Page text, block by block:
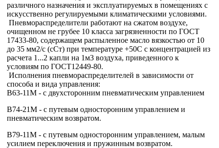
различного назначения и эксплуатируемых в помещениях с
искусственно регулируемыми климатическими условиями.
Пневмораспределители работают на сжатом воздухе,
очищенном не грубее 10 класса загрязненности по ГОСТ
17433-80, содержащем распыленное масло вязкостью от 10
до 35 мм2/с (сСт) при температуре +50С с концентрацией из
расчета 1...2 капли на 1м3 воздуха, приведенного к
условиям по ГОСТ12449-80.
Исполнения пневмораспределителей в зависимости от
способа и вида управления:
В63-11М - с двухсторонним пневматическим управлением
В74-21М - с путевым односторонним управлением и
пневматическим возвратом.
В79-11М - с путевым односторонним управлением, малым
усилием переключения и пружинным возвратом.